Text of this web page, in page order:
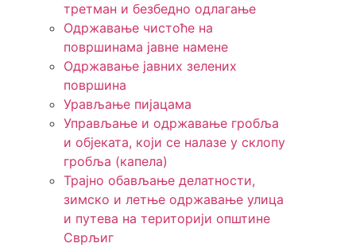
третман и безбедно одлагање
Одржавање чистоће на
површинама јавне намене
Одржавање јавних зелених
површина
Урављање пијацама
Управљање и одржавање гробља
и објеката, који се налазе у склопу
гробља (капела)
Трајно обављање делатности,
зимско и летње одржавање улица
и путева на територији општине
Сврљиг